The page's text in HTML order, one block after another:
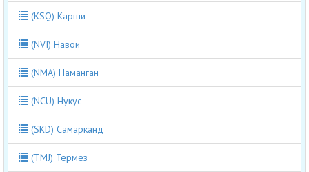
(KSQ) Карши
(NVI) Навои
(NMA) Наманган
(NCU) Нукус
(SKD) Самарканд
(TMJ) Термез